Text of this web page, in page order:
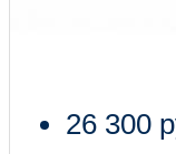
26 300